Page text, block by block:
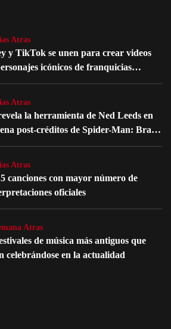
Atras
y TikTok se unen para crear videos
icónicos de franquicias
Atras
la herramienta de Ned Leeds en
post-créditos de Spider-Man: Brand
Atras
canciones con mayor número de
oficiales
Atras
de música más antiguos que
celebrándose en la actualidad